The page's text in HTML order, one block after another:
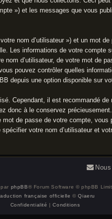
») et les messages que vous
nom d’utilisateur ») et un mot
Les informations de votre
d’utilisateur, de votre mot de
pouvez contrôler quelles
depuis une option disponible sur
Cependant, il est recommandé
donc à le conservez
de passe de votre compte,
votre nom d’utilisateur et
phpBB® Forum Software © phpBB
française officielle ©Qiaeru
Confidentialité |Conditions